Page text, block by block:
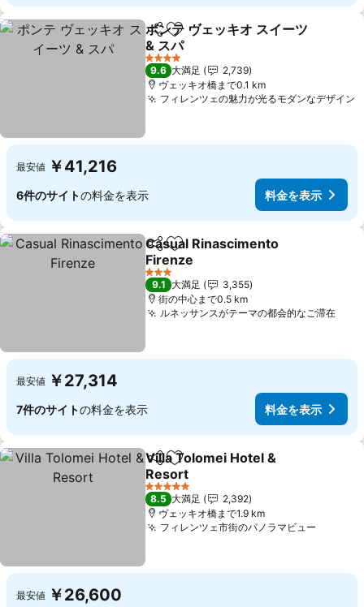
シェアお気に入りに追加
ポンテ ヴェッキオ スイーツ
& スパ
料金を表示
4 ホテルのランク
9.6 大満足
2,739
ヴェッキオ橋まで0.1 km
フィレンツェの魅力が光るモダンなデザイン
最安値 ￥41,216
6件のサイトの料金を表示 料金を表示
シェアお気に入りに追加
Casual Rinascimento
Firenze
料金を表示
3 ホテルのランク
9.1 大満足
3,355
街の中心まで0.5 km
ルネッサンスがテーマの都会的なご滞在料金
最安値 ￥27,314
7件のサイトの料金を表示 料金を表示
シェアお気に入りに追加
Villa Tolomei Hotel &
Resort
料金を表示
5 ホテルのランク
8.5 大満足
2,392
ヴェッキオ橋まで1.9 km
フィレンツェ市街のパノラマビュー
最安値 ￥26,600